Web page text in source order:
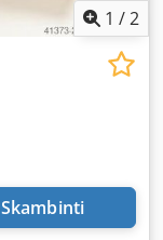
1 /2
Skambinti